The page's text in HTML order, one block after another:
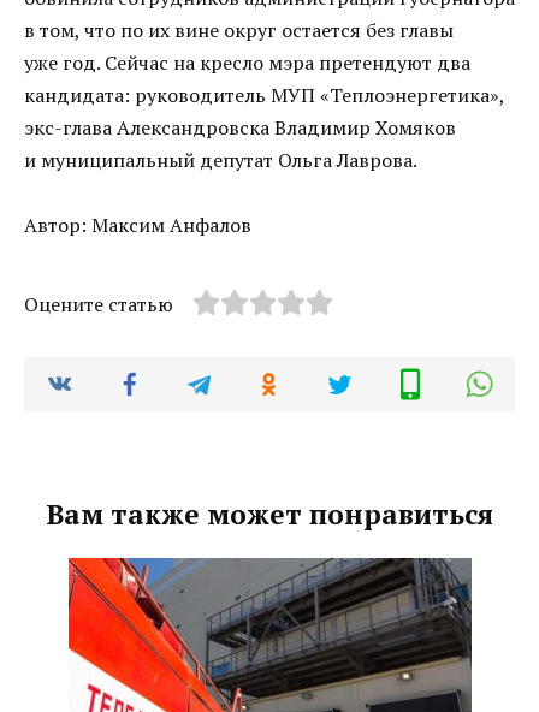
в том, что по их вине округ остается без главы
уже год. Сейчас на кресло мэра претендуют два
кандидата: руководитель МУП «Теплоэнергетика»,
экс-глава Александровска Владимир Хомяков
и муниципальный депутат Ольга Лаврова.
Автор: Максим Анфалов
Оцените статью
Вам также может понравиться